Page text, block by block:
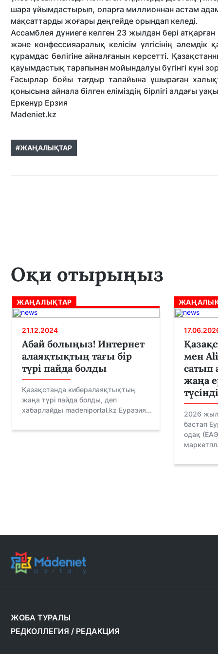
шара ұйымдастырып, оларға миллионнан астам
мақсаттарды жоғары деңгейде орындап келеді.
Ассамблея дүниеге келген 23 жылдан бері
және конфессияаралық келісім үлгісінің
құрамдас бөлігіне айналғанын көрсетті.
қауымдастық тарапынан мойындалуы бүгінгі күні
Ғасырлар бойы тағдыр талайына ұшыраған
қонысына айнала білген еліміздің бірлігі алдағы
Еркенұр Ерзия
Madeniet.kz
#ЖАҢАЛЫҚТАР
Оқи отырыңыз
ЖАҢАЛЫҚТАР
21.12.2024
Абай болыңыз! Интернет
алаяқтықтың тағы бір
түрі пайда болды
Қазақстанда кибералаяқтықтың
жаңа түрі пайда болды, деп
хабарлайды madeniportal.kz Еуразия...
мен
сатып
жаңа
2026
бастап
одақ
ЖОБА ТУРАЛЫ
РЕДКОЛЛЕГИЯ / РЕДАКЦИЯ